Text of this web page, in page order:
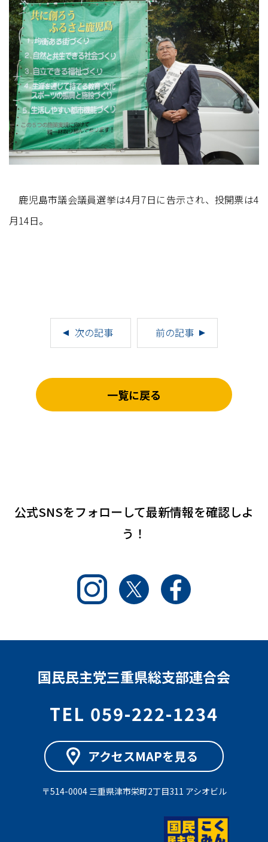
鹿児島市議会議員選挙は4月7日に告示され、投開票は4
月14日。
次の記事 前の記事
一覧に戻る
公式SNSをフォローして最新情報を確認しよ
う！
Instagram Twitter
国民民主党三重県総支部連合会
TEL 059-222-1234
アクセスMAPを見る
〒514-0004 三重県津市栄町2丁目311 アシオビル